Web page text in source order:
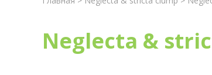
Neglecta &